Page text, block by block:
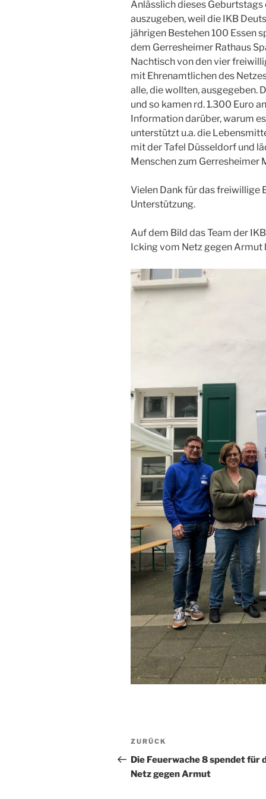
Anlässlich dieses
auszugeben, weil die IKB
jährigen Bestehen 100 Essen
dem Gerresheimer Rathaus
Nachtisch von den vier
mit Ehrenamtlichen des
alle, die wollten, ausgegeben.
und so kamen rd. 1.300 Euro
Information darüber, warum
unterstützt u.a. die
mit der Tafel Düsseldorf und
Menschen zum Gerresheimer
Vielen Dank für das freiwillige
Unterstützung.
Auf dem Bild das Team der
Icking vom Netz gegen
Beitragsnavigation
Vorheriger
Beitrag
ZURÜCK
Die Feuerwache 8 spendet für
Netz gegen Armut